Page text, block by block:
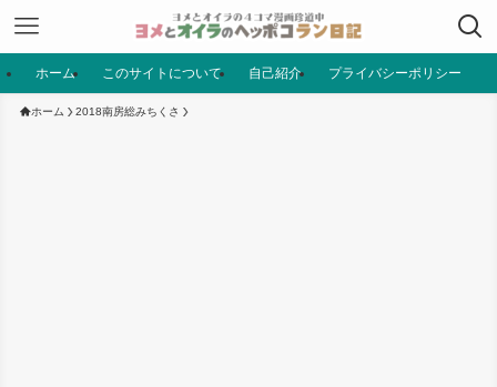
ホーム このサイトについて 自己紹介 プライバシーポリシー
ホーム 2018南房総みちくさ